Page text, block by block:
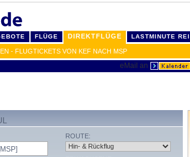
FLÜGE DIREKTFLÜGE LASTMINUTE
- FLUGTICKETS VON KEF NACH MSP
ROUTE: